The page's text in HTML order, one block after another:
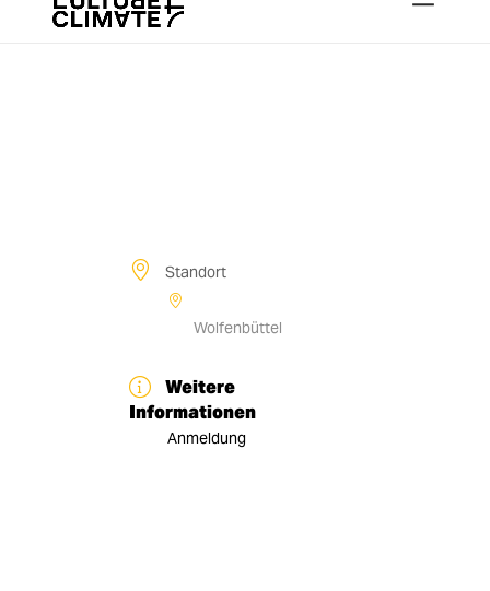
Standort
Wolfenbüttel
Weitere
Informationen
Anmeldung